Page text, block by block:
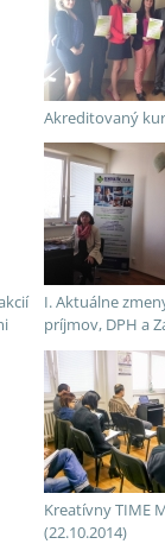
Akreditovaný
I. Aktuálne
príjmov, DPH a
Kreatívny TIME
(22.10.2014)